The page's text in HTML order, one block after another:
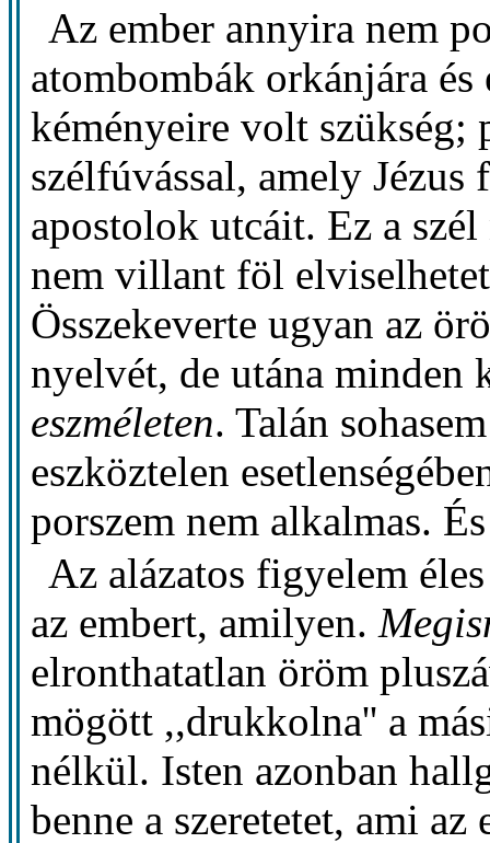
Az ember annyira nem
atombombák orkánjára és
kéményeire volt szükség;
szélfúvással, amely Jézus
apostolok utcáit. Ez a
nem villant föl
Összekeverte ugyan az
nyelvét, de utána
eszméleten. Talán
eszköztelen
porszem nem alkalmas.
Az alázatos figyelem
az embert, amilyen.
elronthatatlan öröm
mögött ,,drukkolna'' a
nélkül. Isten azonban
benne a szeretetet, ami